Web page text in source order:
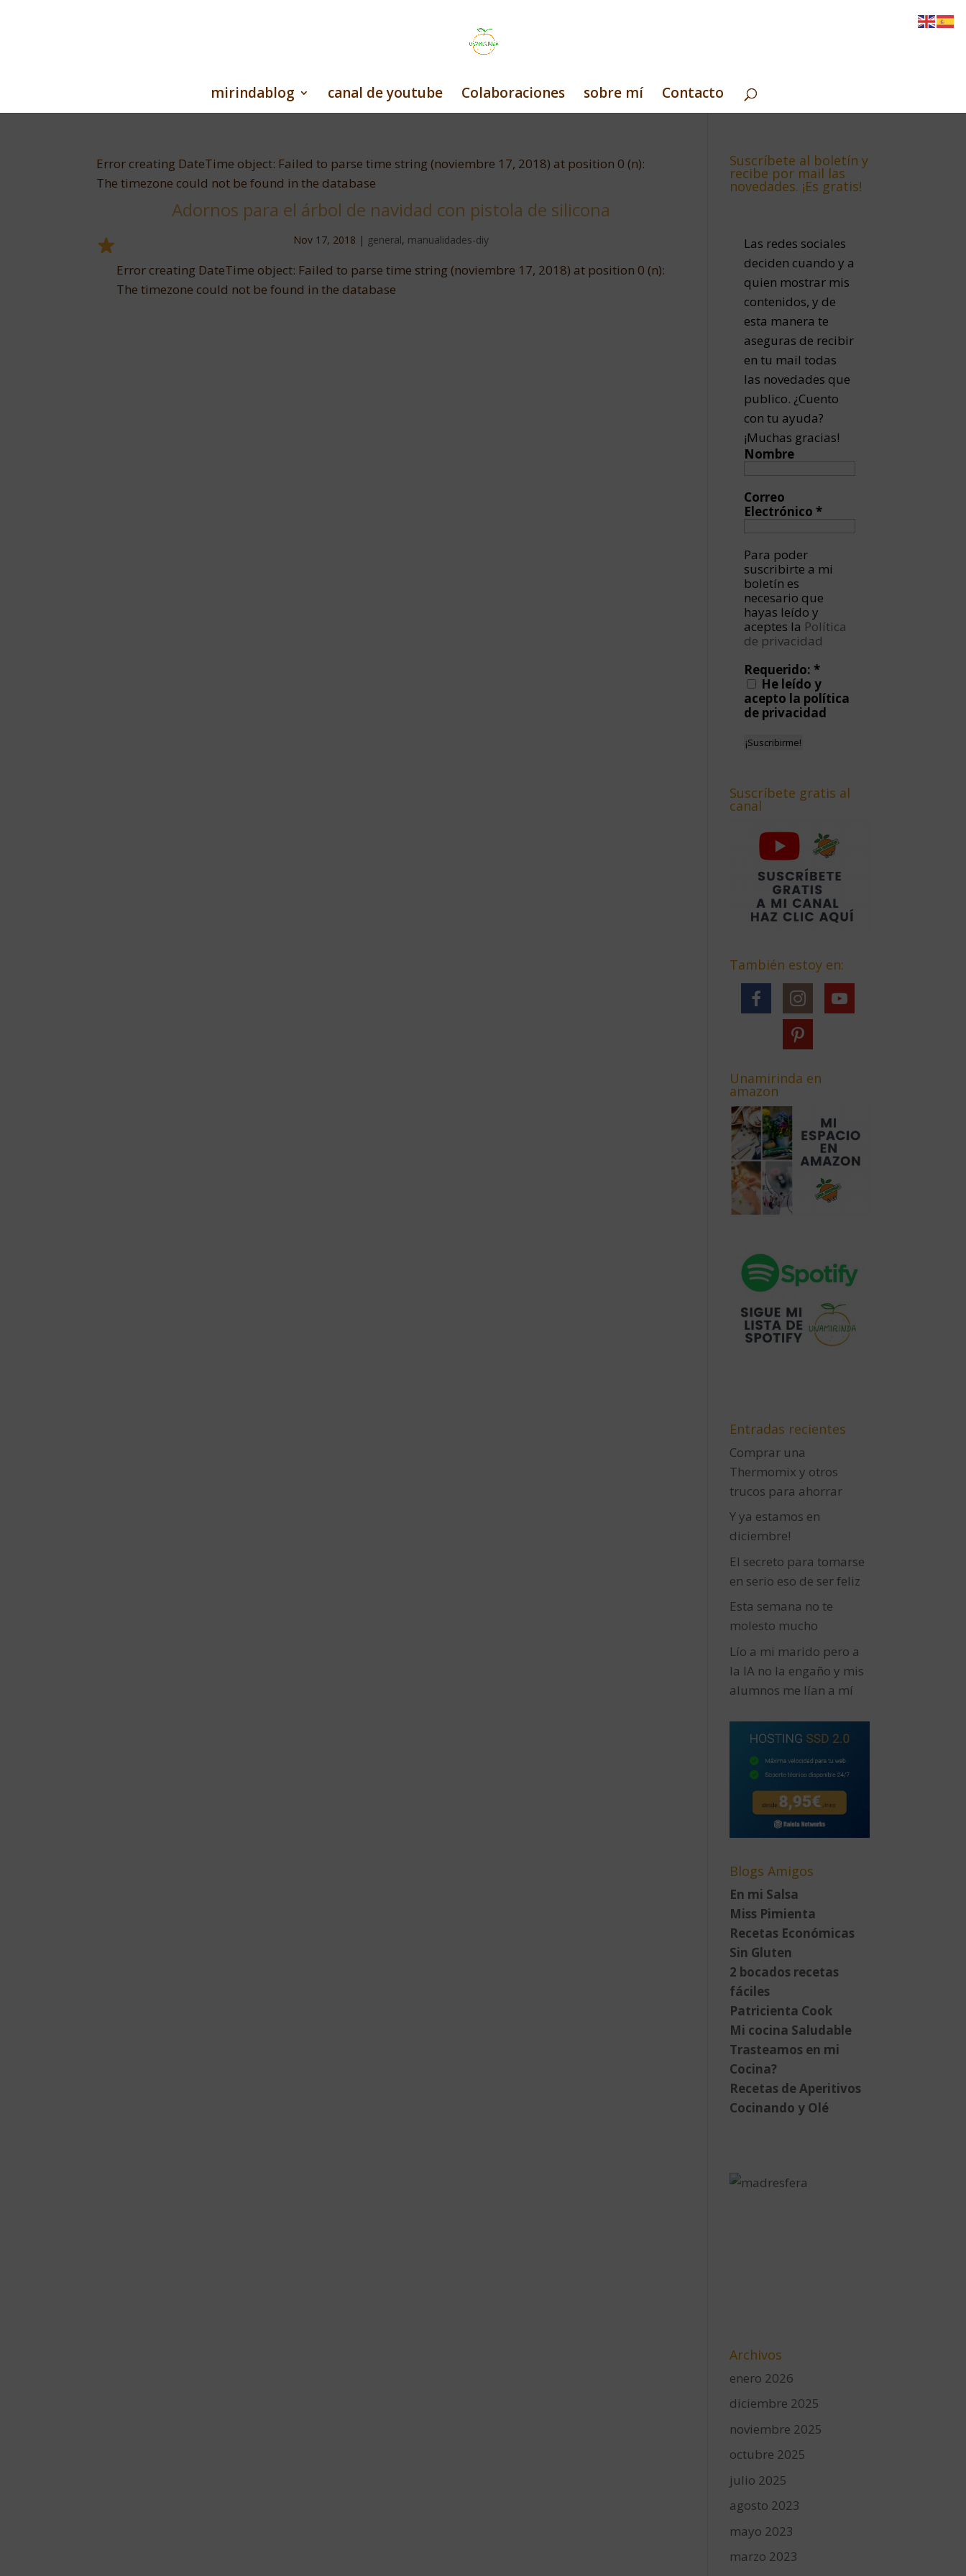
mirindablog canal de youtube Colaboraciones sobre mí Contacto
Error creating DateTime object: Failed to parse time string (noviembre 17, 2018) at position 0 (n):
The timezone could not be found in the database
Adornos para el árbol de navidad con pistola de silicona
Nov 17, 2018 | general, manualidades-diy
Error creating DateTime object: Failed to parse time string (noviembre 17, 2018) at position 0 (n):
The timezone could not be found in the database
Suscríbete al boletín y
recibe por mail las
novedades. ¡Es gratis!
Las redes sociales
deciden cuando y a
quien mostrar mis
contenidos, y de
esta manera te
aseguras de recibir
en tu mail todas
las novedades que
publico. ¿Cuento
con tu ayuda?
¡Muchas gracias!
Nombre
Correo
Electrónico*
Para poder
suscribirte a mi
boletín es
necesario que
hayas leído y
aceptes la Política
de privacidad
Requerido:*
He leído y
acepto la política
de privacidad
Suscríbete gratis al
canal
También estoy en:
Unamirinda en
amazon
Entradas recientes
Comprar una
Thermomix y otros
trucos para ahorrar
Y ya estamos en
diciembre!
El secreto para tomarse
en serio eso de ser feliz
Esta semana no te
molesto mucho
Lío a mi marido pero a
la IA no la engaño y mis
alumnos me lían a mí
Blogs Amigos
En mi Salsa
Miss Pimienta
Recetas Económicas
Sin Gluten
2 bocados recetas
fáciles
Patricienta Cook
Mi cocina Saludable
Trasteamos en mi
Cocina?
Recetas de Aperitivos
Cocinando y Olé
Archivos
enero 2026
diciembre 2025
noviembre 2025
octubre 2025
julio 2025
agosto 2023
mayo 2023
marzo 2023